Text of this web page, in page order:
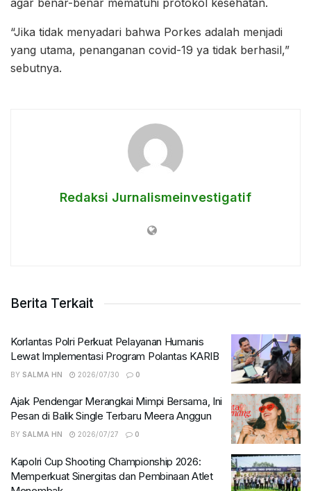
“Jika tidak menyadari bahwa Porkes adalah menjadi
yang utama, penanganan covid-19 ya tidak berhasil,”
sebutnya.
Redaksi Jurnalismeinvestigatif
Berita Terkait
Korlantas Polri Perkuat Pelayanan Humanis
Lewat Implementasi Program Polantas KARIB
BY SALMA HN 2026/07/30 0
Ajak Pendengar Merangkai Mimpi Bersama, Ini
Pesan di Balik Single Terbaru Meera Anggun
BY SALMA HN 2026/07/27 0
Kapolri Cup Shooting Championship 2026:
Memperkuat Sinergitas dan Pembinaan Atlet